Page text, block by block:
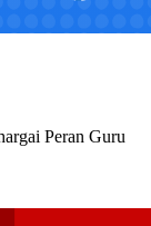
Peran Guru